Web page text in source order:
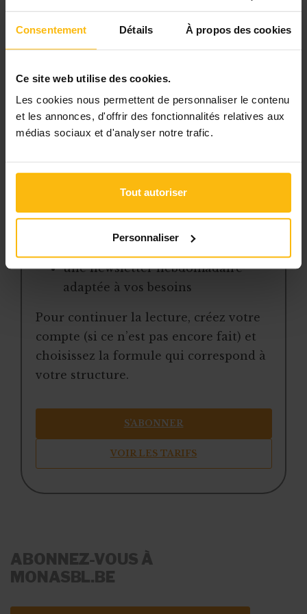
Consentement Détails À propos des cookies
Ce site web utilise des cookies.
Les cookies nous permettent de personnaliser le contenu
et les annonces, d'offrir des fonctionnalités relatives aux
médias sociaux et d'analyser notre trafic.
Tout autoriser
Personnaliser
pour gérer efficacement votre ASBL.
Avec votre abonnement, vous
l’accès libre à l’ensemble des
contenus du site
des articles, dossiers et conseils
la veille sur les lois, règles et
jurisprudence
une boîte à outils avec des
une newsletter hebdomadaire
adaptée à vos besoins
Pour continuer la lecture, créez votre
compte (si ce n’est pas encore fait) et
choisissez la formule qui correspond à
votre structure.
S’ABONNER
VOIR LES TARIFS
ABONNEZ-VOUS À
MONASBL.BE